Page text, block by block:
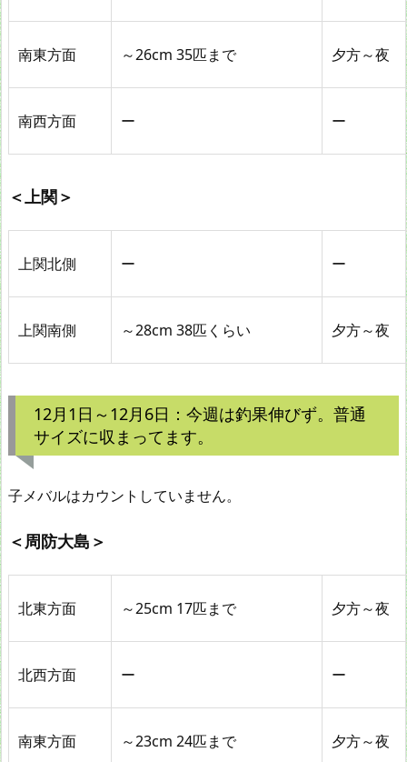
南東方面 ～26cm 35匹まで 夕方～夜
南西方面 ー ー
＜上関＞
上関北側 ー ー
上関南側 ～28cm 38匹くらい 夕方～夜
12月1日～12月6日：今週は釣果伸びず。普通
サイズに収まってます。
子メバルはカウントしていません。
＜周防大島＞
北東方面 ～25cm 17匹まで 夕方～夜
北西方面 ー ー
南東方面 ～23cm 24匹まで 夕方～夜